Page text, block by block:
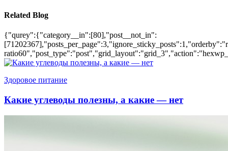
Related Blog
{"qurey":{"category__in":[80],"post__not_in":
Здоровое питание
Какие углеводы полезны, а какие — нет